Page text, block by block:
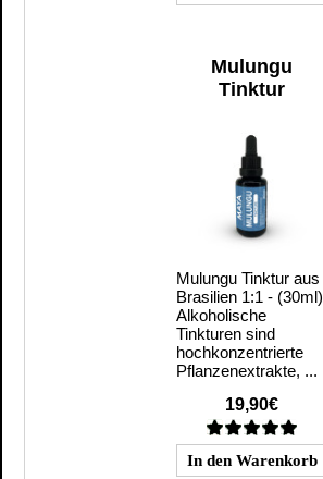
Mulungu
Tinktur
Mulungu Tinktur aus
Brasilien 1:1 - (30ml)
Alkoholische
Tinkturen sind
hochkonzentrierte
Pflanzenextrakte, ...
19,90€